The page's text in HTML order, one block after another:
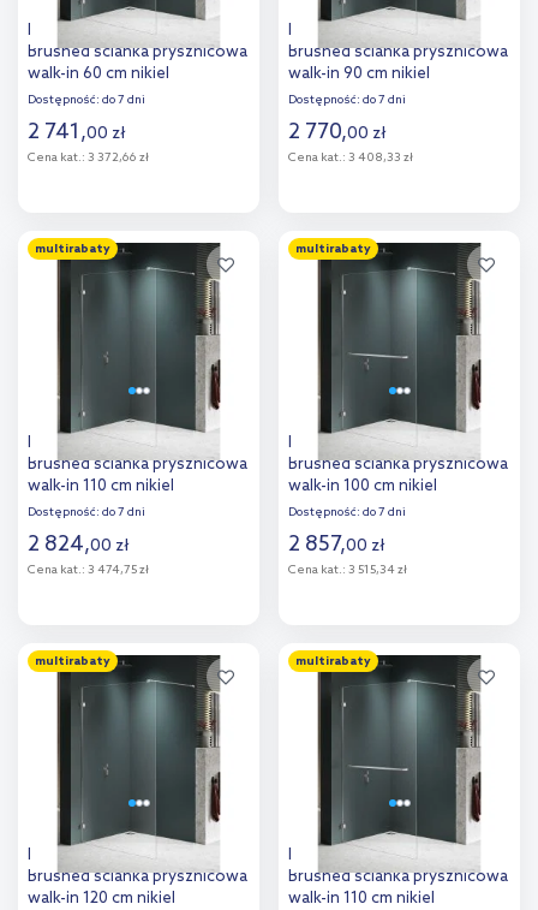
New Trendy Avexa Nickel
Brushed ścianka prysznicowa
walk-in 60 cm nikiel
szczotkowany/szkło
Dostępność: do 7 dni
2 741,00 zł
Cena kat.: 3 372,66 zł
Dodaj do
New Trendy Avexa Nickel
Brushed ścianka prysznicowa
walk-in 90 cm nikiel
szczotkowany/szkło
Dostępność: do 7 dni
2 770,00 zł
Cena kat.: 3 408,33 zł
Dodaj do
multirabaty
New Trendy Avexa Nickel
Brushed ścianka prysznicowa
walk-in 110 cm nikiel
szczotkowany/szkło
Dostępność: do 7 dni
2 824,00 zł
Cena kat.: 3 474,75 zł
Dodaj do
multirabaty
New Trendy Avexa Nickel
Brushed ścianka prysznicowa
walk-in 100 cm nikiel
szczotkowany/szkło
Dostępność: do 7 dni
2 857,00 zł
Cena kat.: 3 515,34 zł
Dodaj do
multirabaty
New Trendy Avexa Nickel
Brushed ścianka prysznicowa
walk-in 120 cm nikiel
multirabaty
New Trendy Avexa Nickel
Brushed ścianka prysznicowa
walk-in 110 cm nikiel